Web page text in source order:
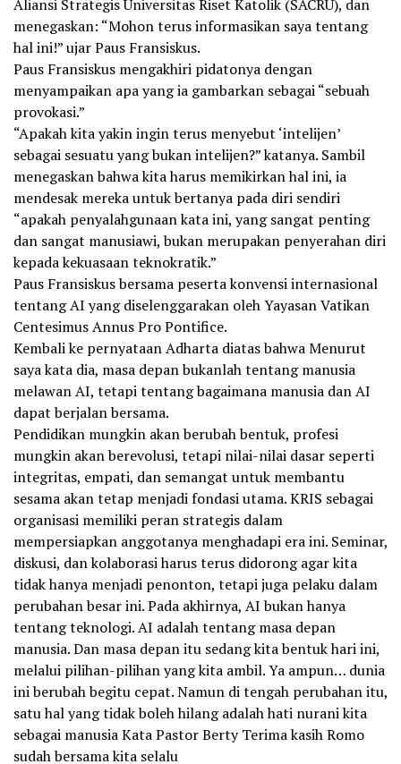
Aliansi Strategis Universitas Riset Katolik (SACRU), dan
menegaskan: “Mohon terus informasikan saya tentang
hal ini!” ujar Paus Fransiskus.
Paus Fransiskus mengakhiri pidatonya dengan
menyampaikan apa yang ia gambarkan sebagai “sebuah
provokasi.”
“Apakah kita yakin ingin terus menyebut ‘intelijen’
sebagai sesuatu yang bukan intelijen?” katanya. Sambil
menegaskan bahwa kita harus memikirkan hal ini, ia
mendesak mereka untuk bertanya pada diri sendiri
“apakah penyalahgunaan kata ini, yang sangat penting
dan sangat manusiawi, bukan merupakan penyerahan diri
kepada kekuasaan teknokratik.”
Paus Fransiskus bersama peserta konvensi internasional
tentang AI yang diselenggarakan oleh Yayasan Vatikan
Centesimus Annus Pro Pontifice.
Kembali ke pernyataan Adharta diatas bahwa Menurut
saya kata dia, masa depan bukanlah tentang manusia
melawan AI, tetapi tentang bagaimana manusia dan AI
dapat berjalan bersama.
Pendidikan mungkin akan berubah bentuk, profesi
mungkin akan berevolusi, tetapi nilai-nilai dasar seperti
integritas, empati, dan semangat untuk membantu
sesama akan tetap menjadi fondasi utama. KRIS sebagai
organisasi memiliki peran strategis dalam
mempersiapkan anggotanya menghadapi era ini. Seminar,
diskusi, dan kolaborasi harus terus didorong agar kita
tidak hanya menjadi penonton, tetapi juga pelaku dalam
perubahan besar ini. Pada akhirnya, AI bukan hanya
tentang teknologi. AI adalah tentang masa depan
manusia. Dan masa depan itu sedang kita bentuk hari ini,
melalui pilihan-pilihan yang kita ambil. Ya ampun… dunia
ini berubah begitu cepat. Namun di tengah perubahan itu,
satu hal yang tidak boleh hilang adalah hati nurani kita
sebagai manusia Kata Pastor Berty Terima kasih Romo
sudah bersama kita selalu